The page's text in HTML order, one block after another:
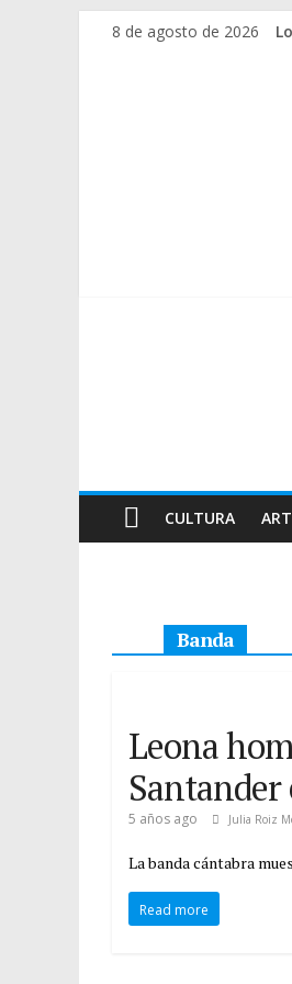
Saltar8 de agosto de 2026
CULTURA
Banda
Leona
5 años ago Julia Roiz
La banda cántabra
Read more